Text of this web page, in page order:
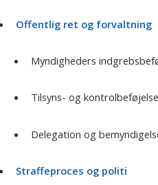
Offentlig ret og forvaltning
Myndigheders
Tilsyns- og
Delegation og
Straffeproces og politi